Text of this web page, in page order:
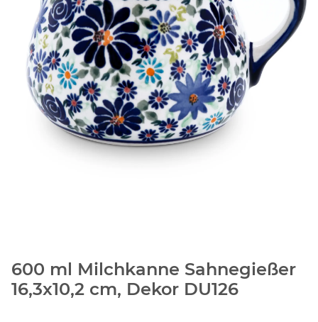
600 ml Milchkanne Sahnegießer
16,3x10,2 cm, Dekor DU126